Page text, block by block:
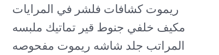
ريموت كشافات فلشر في المرايات
مكيف خلفي جنوط قير تماتيك ملبسه
المراتب جلد شاشه ريموت مفحوصه